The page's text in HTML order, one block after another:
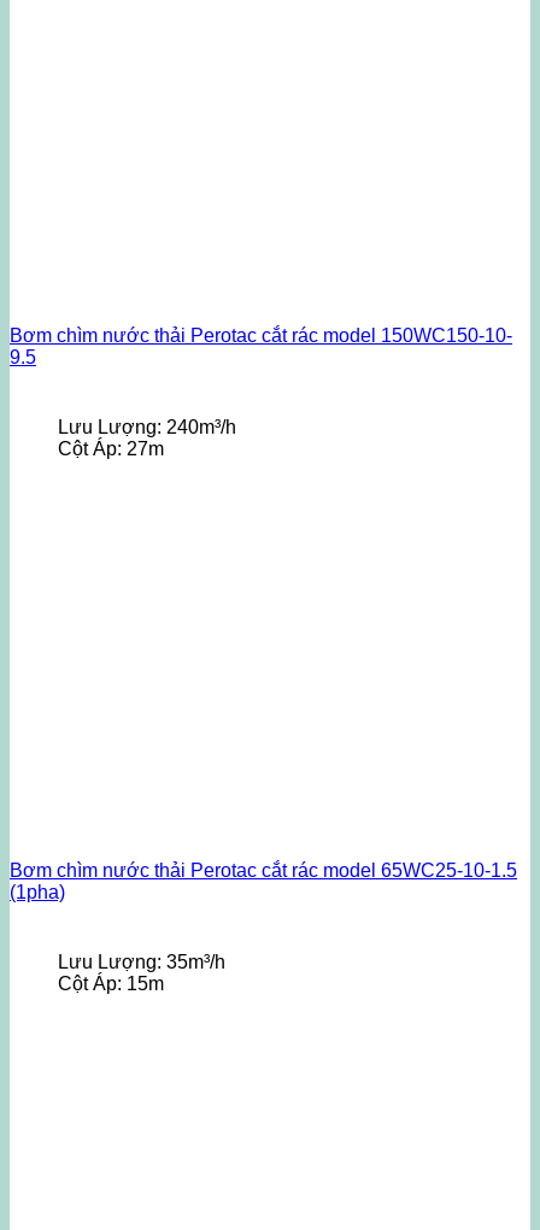
Bơm chìm nước thải Perotac cắt rác model 150WC150-10-
9.5
Lưu Lượng: 240m³/h
Cột Áp: 27m
Bơm chìm nước thải Perotac cắt rác model 65WC25-10-1.5
(1pha)
Lưu Lượng: 35m³/h
Cột Áp: 15m